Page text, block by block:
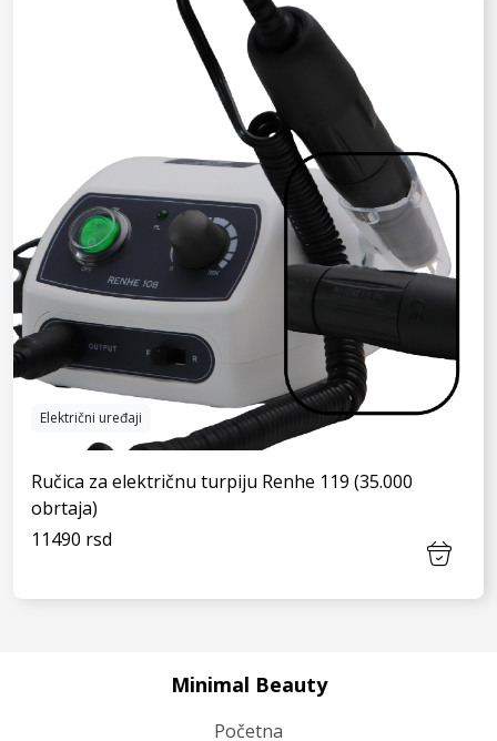
VIDI JOŠ
VIDI JOŠ
Električni uređaji
Ručica za električnu turpiju Renhe 119 (35.000
obrtaja)
11490 rsd
Minimal Beauty
Početna